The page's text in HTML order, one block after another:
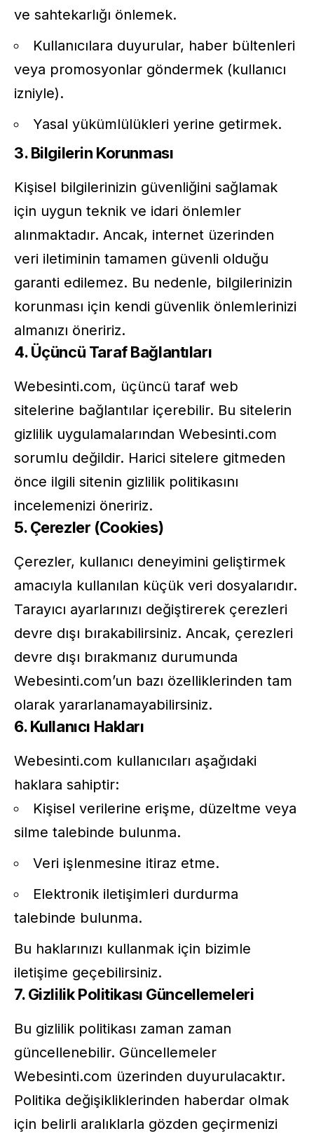
ve sahtekarlığı önlemek.
Kullanıcılara duyurular, haber bültenleri
veya promosyonlar göndermek (kullanıcı
izniyle).
Yasal yükümlülükleri yerine getirmek.
3. Bilgilerin Korunması
Kişisel bilgilerinizin güvenliğini sağlamak
için uygun teknik ve idari önlemler
alınmaktadır. Ancak, internet üzerinden
veri iletiminin tamamen güvenli olduğu
garanti edilemez. Bu nedenle, bilgilerinizin
korunması için kendi güvenlik önlemlerinizi
almanızı öneririz.
4. Üçüncü Taraf Bağlantıları
Webesinti.com, üçüncü taraf web
sitelerine bağlantılar içerebilir. Bu sitelerin
gizlilik uygulamalarından Webesinti.com
sorumlu değildir. Harici sitelere gitmeden
önce ilgili sitenin gizlilik politikasını
incelemenizi öneririz.
5. Çerezler (Cookies)
Çerezler, kullanıcı deneyimini geliştirmek
amacıyla kullanılan küçük veri dosyalarıdır.
Tarayıcı ayarlarınızı değiştirerek çerezleri
devre dışı bırakabilirsiniz. Ancak, çerezleri
devre dışı bırakmanız durumunda
Webesinti.com’un bazı özelliklerinden tam
olarak yararlanamayabilirsiniz.
6. Kullanıcı Hakları
Webesinti.com kullanıcıları aşağıdaki
haklara sahiptir:
Kişisel verilerine erişme, düzeltme veya
silme talebinde bulunma.
Veri işlenmesine itiraz etme.
Elektronik iletişimleri durdurma
talebinde bulunma.
Bu haklarınızı kullanmak için bizimle
iletişime geçebilirsiniz.
7. Gizlilik Politikası Güncellemeleri
Bu gizlilik politikası zaman zaman
güncellenebilir. Güncellemeler
Webesinti.com üzerinden duyurulacaktır.
Politika değişikliklerinden haberdar olmak
için belirli aralıklarla gözden geçirmenizi